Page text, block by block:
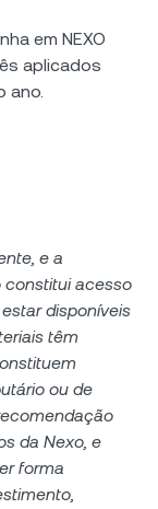
em NEXO
aplicados
ano.
e a
constitui acesso
disponíveis
têm
ou de
da Nexo, e
forma